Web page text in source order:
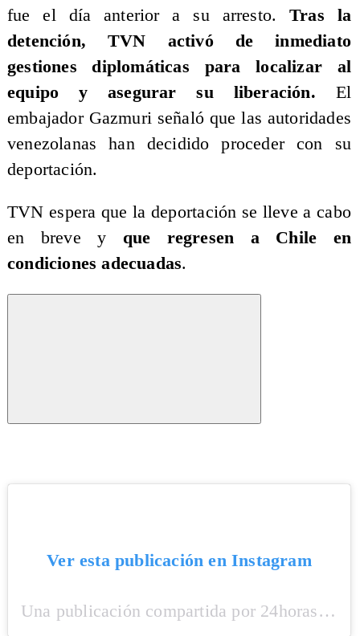
fue el día anterior a su arresto.Tras la
detención, TVN activó de inmediato
gestiones diplomáticas para localizar al
equipo y asegurar su liberación. El
embajador Gazmuri señaló que las autoridades
venezolanas han decidido proceder con su
deportación.
TVN espera que la deportación se lleve a cabo
en breve y que regresen a Chile en
condiciones adecuadas.
Ver esta publicación en Instagram
Una publicación compartida por 24horascl (@24horascl)